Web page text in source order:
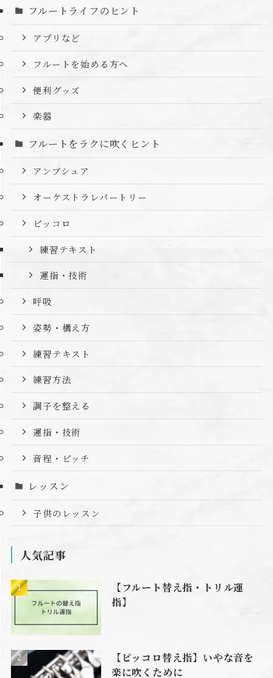
フルートライフのヒント
アプリなど
フルートを始める方へ
便利グッズ
楽器
フルートをラクに吹くヒント
アンブシュア
オーケストラレパートリー
ピッコロ
練習テキスト
運指・技術
呼吸
姿勢・構え方
練習テキスト
練習方法
調子を整える
運指・技術
音程・ピッチ
レッスン
子供のレッスン
人気記事
【フルート替え指・トリル運
指】
【ピッコロ替え指】いやな音を
楽に吹くために